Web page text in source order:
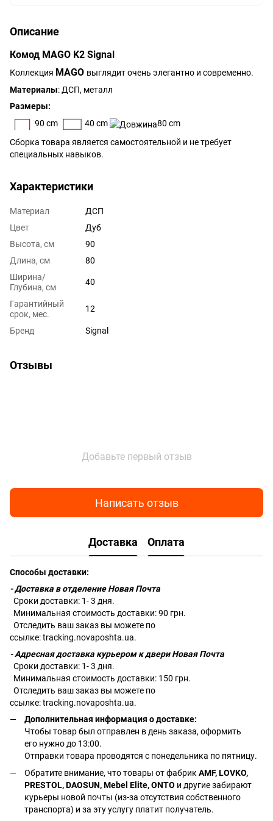
Описание
Комод MAGO K2 Signal
Коллекция MAGO выглядит очень элегантно и современно.
Материалы: ДСП, металл
Размеры:
90 cm
40 cm
80 cm
Сборка товара является самостоятельной и не требует
специальных навыков.
Характеристики
Материал
ДСП
Цвет
Дуб
Высота, см
90
Длина, см
80
Ширина/
Глубина, см
40
Гарантийный
срок, мес.
12
Бренд Signal
Отзывы
Добавьте первый отзыв
Написать отзыв
Доставка Оплата
Способы доставки:
- Доставка в отделение Новая Почта
Сроки доставки: 1- 3 дня.
Минимальная стоимость доставки: 90 грн.
Отследить ваш заказ вы можете по
ссылке:tracking.novaposhta.ua.
- Адресная доставка курьером к двери Новая Почта
Сроки доставки: 1- 3 дня.
Минимальная стоимость доставки: 150 грн.
Отследить ваш заказ вы можете по
ссылке:tracking.novaposhta.ua.
Дополнительная информация о доставке:
Чтобы товар был отправлен в день заказа, оформить
его нужно до 13:00.
Отправки товара проводятся с понедельника по пятницу.
Обратите внимание, что товары от фабрикAMF, LOVKO,
PRESTOL, DAOSUN, Mebel Elite, ONTO и другие забирают
курьеры новой почты (из-за отсутствия собственного
транспорта) и за эту услугу платит получатель.